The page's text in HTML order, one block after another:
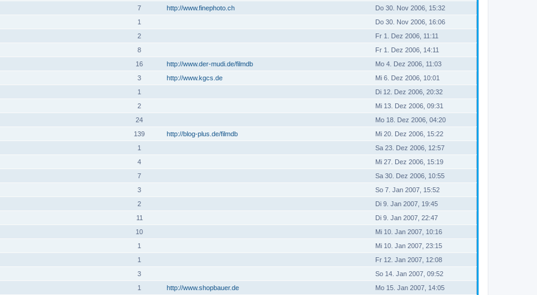
7 http://www.finephoto.ch
Do 30. Nov 2006, 15:32
1
Do 30. Nov 2006, 16:06
2
Fr 1. Dez 2006, 11:11
8
Fr 1. Dez 2006, 14:11
16 http://www.der-mudi.de/filmdb
Mo 4. Dez 2006, 11:03
3 http://www.kgcs.de
Mi 6. Dez 2006, 10:01
1
Di 12. Dez 2006, 20:32
2
Mi 13. Dez 2006, 09:31
24
Mo 18. Dez 2006, 04:20
139 http://blog-plus.de/filmdb
Mi 20. Dez 2006, 15:22
1
Sa 23. Dez 2006, 12:57
4
Mi 27. Dez 2006, 15:19
7
Sa 30. Dez 2006, 10:55
3
So 7. Jan 2007, 15:52
2
Di 9. Jan 2007, 19:45
11
Di 9. Jan 2007, 22:47
10
Mi 10. Jan 2007, 10:16
1
Mi 10. Jan 2007, 23:15
1
Fr 12. Jan 2007, 12:08
3
So 14. Jan 2007, 09:52
1 http://www.shopbauer.de Mo 15. Jan 2007, 14:05